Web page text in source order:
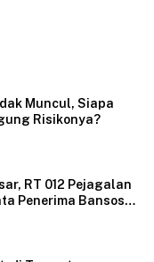
Muncul, Siapa
Risikonya?
RT 012 Pejagalan
Penerima Bansos